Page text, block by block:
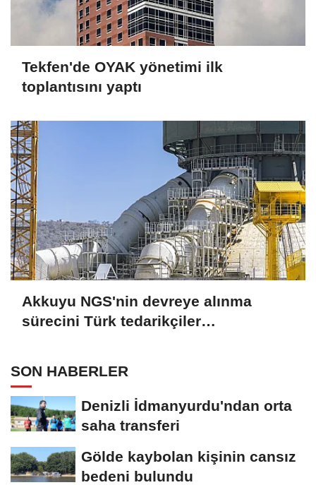
Tekfen'de OYAK yönetimi ilk
toplantısını yaptı
Akkuyu NGS'nin devreye alınma
sürecini Türk tedarikçiler
SON HABERLER
Denizli İdmanyurdu'ndan orta
saha transferi
Gölde kaybolan kişinin cansız
bedeni bulundu